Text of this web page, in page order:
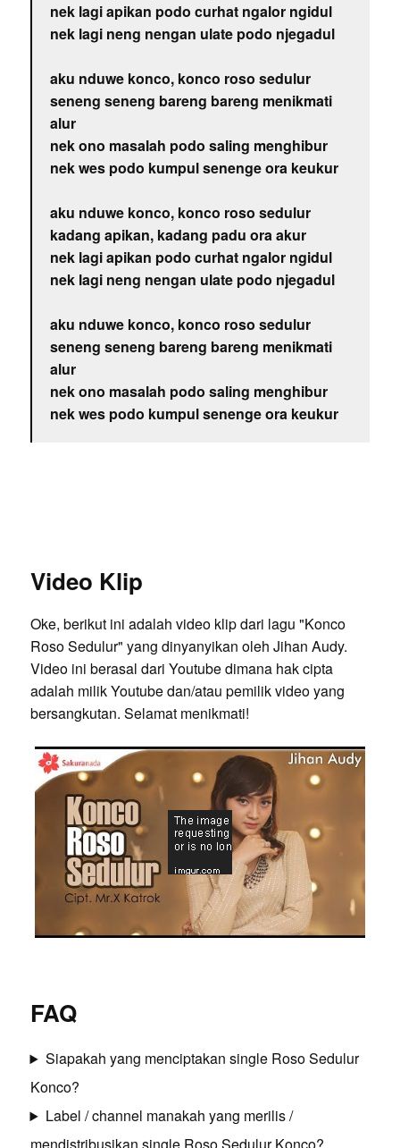
nek lagi apikan podo curhat ngalor ngidul
nek lagi neng nengan ulate podo njegadul
aku nduwe konco, konco roso sedulur
seneng seneng bareng bareng menikmati
alur
nek ono masalah podo saling menghibur
nek wes podo kumpul senenge ora keukur
aku nduwe konco, konco roso sedulur
kadang apikan, kadang padu ora akur
nek lagi apikan podo curhat ngalor ngidul
nek lagi neng nengan ulate podo njegadul
aku nduwe konco, konco roso sedulur
seneng seneng bareng bareng menikmati
alur
nek ono masalah podo saling menghibur
nek wes podo kumpul senenge ora keukur
Video Klip
Oke, berikut ini adalah video klip dari lagu "Konco
Roso Sedulur" yang dinyanyikan oleh Jihan Audy.
Video ini berasal dari Youtube dimana hak cipta
adalah milik Youtube dan/atau pemilik video yang
bersangkutan. Selamat menikmati!
FAQ
Siapakah yang menciptakan single Roso Sedulur
Konco?
Label / channel manakah yang merilis /